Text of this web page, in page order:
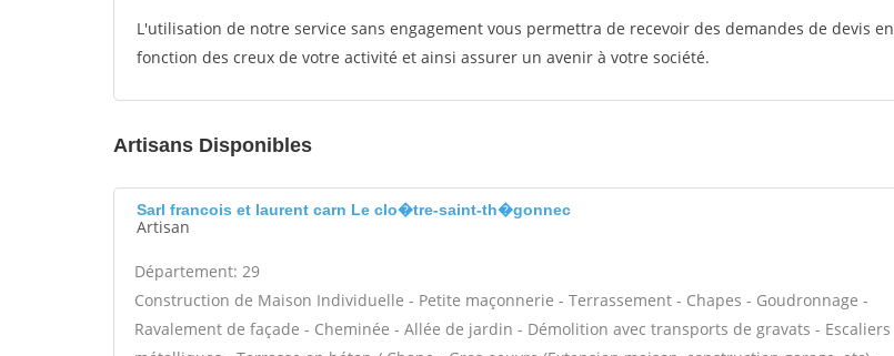
L'utilisation de notre service sans engagement vous permettra de recevoir des demandes de devis en
fonction des creux de votre activité et ainsi assurer un avenir à votre société.
Artisans Disponibles
Sarl francois et laurent carn Le clo�tre-saint-th�gonnec
Artisan
Département: 29
Construction de Maison Individuelle - Petite maçonnerie - Terrassement - Chapes - Goudronnage -
Ravalement de façade - Cheminée - Allée de jardin - Démolition avec transports de gravats - Escaliers